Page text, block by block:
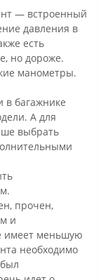
— встроенный
давления в
есть
но дороже.
манометры.
в багажнике
А для
выбрать
прочен,
и
имеет меньшую
необходимо